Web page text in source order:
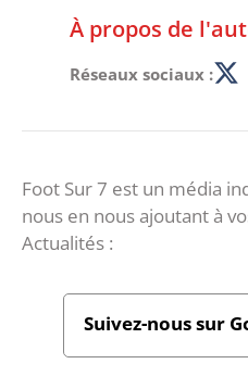
À propos de
Réseaux sociaux :
Foot Sur 7 est un média
nous en nous ajoutant à
Actualités :
Suivez-nous sur